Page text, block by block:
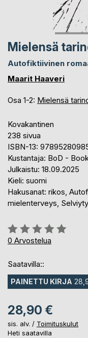
Mielensä
Autofiktiivinen
Maarit Haaveri
Osa 1-2: Mielensä
Kovakantinen
238 sivua
ISBN-13:
Kustantaja: BoD -
Julkaistu: 18.09.2025
Kieli: suomi
Hakusanat: rikos,
mielenterveys,
Arvostelu::
0%
0 Arvostelua
Saatavilla::
PAINETTU KIRJA
28,90 €
sis. alv. / Toimituskulut
Heti saatavilla